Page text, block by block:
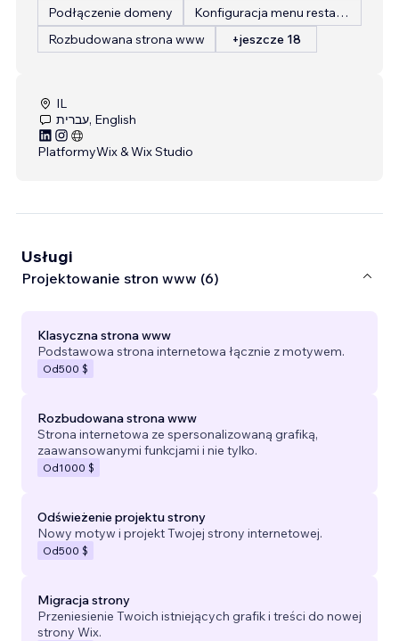
Podłączenie domeny
Konfiguracja menu restauracji
Rozbudowana strona www
+jeszcze 18
IL
עברית, English
PlatformyWix & Wix Studio
Usługi
Projektowanie stron www (6)
Klasyczna strona www
Podstawowa strona internetowa łącznie z motywem.
Od500 $
Rozbudowana strona www
Strona internetowa ze spersonalizowaną grafiką,
zaawansowanymi funkcjami i nie tylko.
Od1000 $
Odświeżenie projektu strony
Nowy motyw i projekt Twojej strony internetowej.
Od500 $
Migracja strony
Przeniesienie Twoich istniejących grafik i treści do nowej
strony Wix.